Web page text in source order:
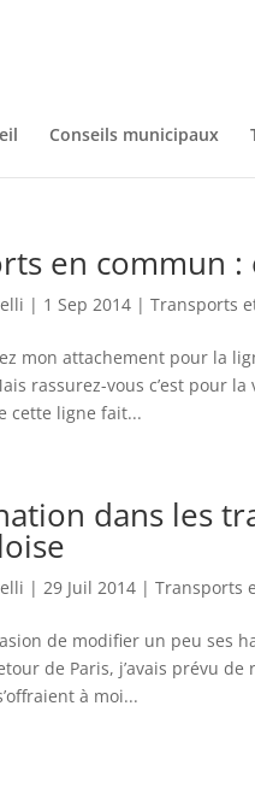
Conseils municipaux
en commun
| 1 Sep 2014 | Transports
mon attachement pour la
rassurez-vous c’est pour
cette ligne fait...
dans les
| 29 Juil 2014 | Transports
de modifier un peu
de Paris, j’avais prévu
à moi...